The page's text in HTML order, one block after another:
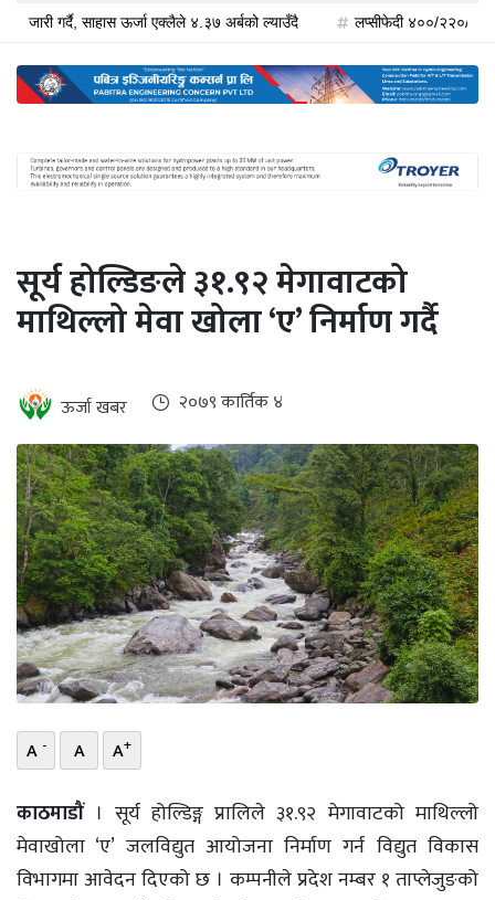
पेट्रोलियम
अन्तर्राष्ट्रिय
ऊर्जा
दक्षता
खबर
हरित
इभी
सम्पादकीय
बैंक
पर्यटन
भिडियो
छापा
खोज
प्रोफाइल
विशेष
गर्दै, साहास ऊर्जा एक्लैले ४.३७ अर्बको ल्याउँदै लप्सीफेदी ४००/२२०/१३२ केभी
सूर्य होल्डिङले ३१.९२ मेगावाटको
माथिल्लो मेवा खोला ‘ए’ निर्माण गर्दै
ऊर्जा खबर २०७९ कार्तिक ४
A - A A+
काठमाडौं । सूर्य होल्डिङ्ग प्रालिले ३१.९२ मेगावाटको माथिल्लो
मेवाखोला ‘ए’ जलविद्युत आयोजना निर्माण गर्न विद्युत विकास
विभागमा आवेदन दिएको छ । कम्पनीले प्रदेश नम्बर १ ताप्लेजुङको